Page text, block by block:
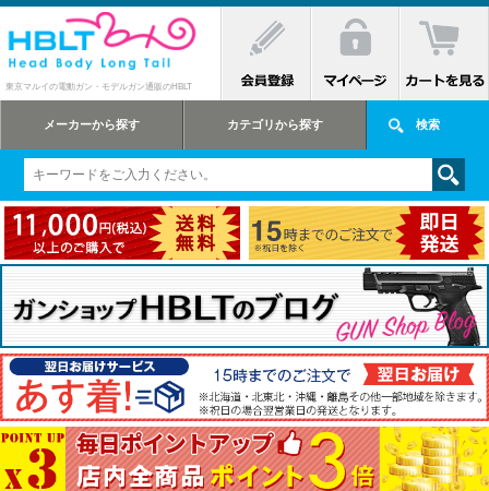
東京マルイの電動ガン・モデルガン通販のHBLT
メーカーから探す カテゴリから探す 検索